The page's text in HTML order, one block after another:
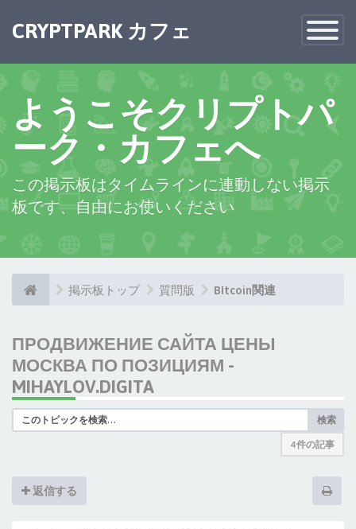
Toggle
CRYPTPARK カフェ
ようこそクリプトパ
ーク・カフェへ
この掲示板はタイムラインに連動しない掲示
板です、自由にお使いください
掲示板トップ 質問版 BItcoin関連
ПРОДВИЖЕНИЕ САЙТА ЦЕНЫ
МОСКВА ПО ПОЗИЦИЯМ -
MIHAYLOV.DIGITA
検索
4 件の記事
返信する